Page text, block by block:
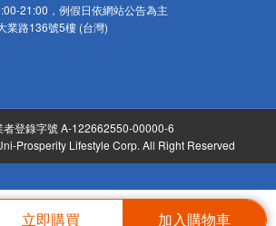
立即購買 加入購物車
21:00，例假日依網站公告為主
業路136號5樓 (台灣)
者登錄字號 A-122662550-00000-6
Prosperity Lifestyle Corp. All Right Reserved